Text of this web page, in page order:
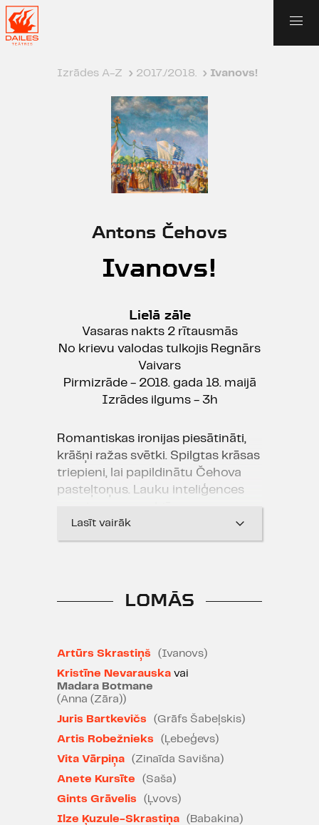
Izrādes A-Z › 2017./2018. › Ivanovs!
Antons Čehovs
Ivanovs!
Lielā zāle
Vasaras nakts 2 rītausmās
No krievu valodas tulkojis Regnārs
Vaivars
Pirmizrāde - 2018. gada 18. maijā
Izrādes ilgums - 3h
Romantiskas ironijas piesātināti,
krāšņi ražas svētki. Spilgtas krāsas
triepieni, lai papildinātu Čehova
pasteļtoņus. Lauku inteliģences
kultūras 2018"balvai.
izmantots Socreālisma
gleznojums Spilves lidostā, freska,
Egons Cēsnieks, 1954.g.
Izrādē smēķē
Uzmanību cilvēkiem ar
scenogrāfijā tiek izmantots siens
Lasīt vairāk
LOMĀS
Artūrs Skrastiņš
(Ivanovs)
Kristīne Nevarauska vai
Madara Botmane
(Anna (Zāra))
Juris Bartkevičs
(Grāfs Šabeļskis)
Artis Robežnieks
(Ļebeģevs)
Vita Vārpiņa
(Zinaīda Savišna)
Anete Kursīte
(Saša)
Gints Grāvelis
(Ļvovs)
Ilze Ķuzule-Skrastiņa
(Babakina)